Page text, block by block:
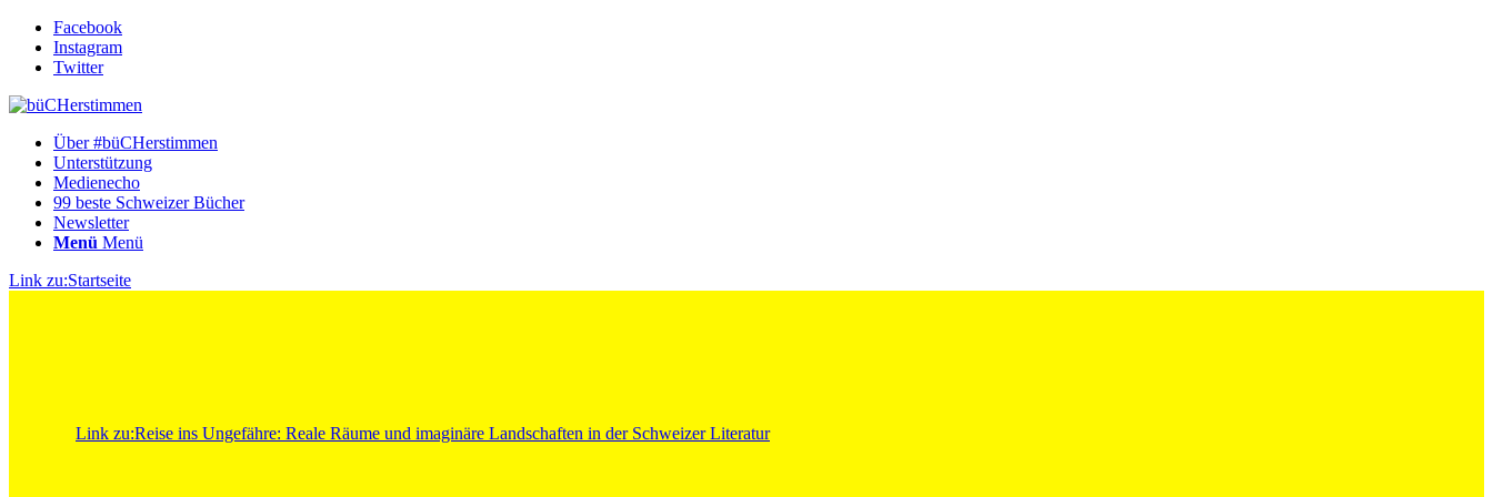
Facebook
Instagram
Twitter
Über #büCHerstimmen
Unterstützung
Medienecho
99 beste Schweizer Bücher
Newsletter
Menü Menü
Link zu:Startseite
Link zu:Reise ins Ungefähre: Reale Räume und imaginäre Landschaften in der Schweizer Literatur